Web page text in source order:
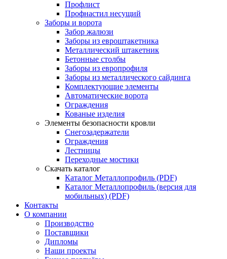
Профлист
Профнастил несущий
Заборы и ворота
Забор жалюзи
Заборы из евроштакетника
Металлический штакетник
Бетонные столбы
Заборы из европрофиля
Заборы из металлического сайдинга
Комплектующие элементы
Автоматические ворота
Ограждения
Кованые изделия
Элементы безопасности кровли
Снегозадержатели
Ограждения
Лестницы
Переходные мостики
Скачать каталог
Каталог Металлопрофиль (PDF)
Каталог Металлопрофиль (версия для
мобильных) (PDF)
Контакты
О компании
Производство
Поставщики
Дипломы
Наши проекты